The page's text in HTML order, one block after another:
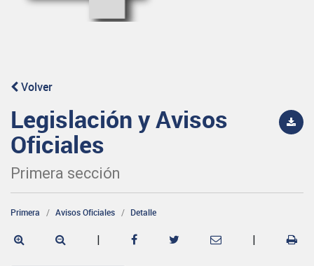
Volver
Legislación y Avisos
Oficiales
Primera sección
Primera Avisos Oficiales Detalle
| |